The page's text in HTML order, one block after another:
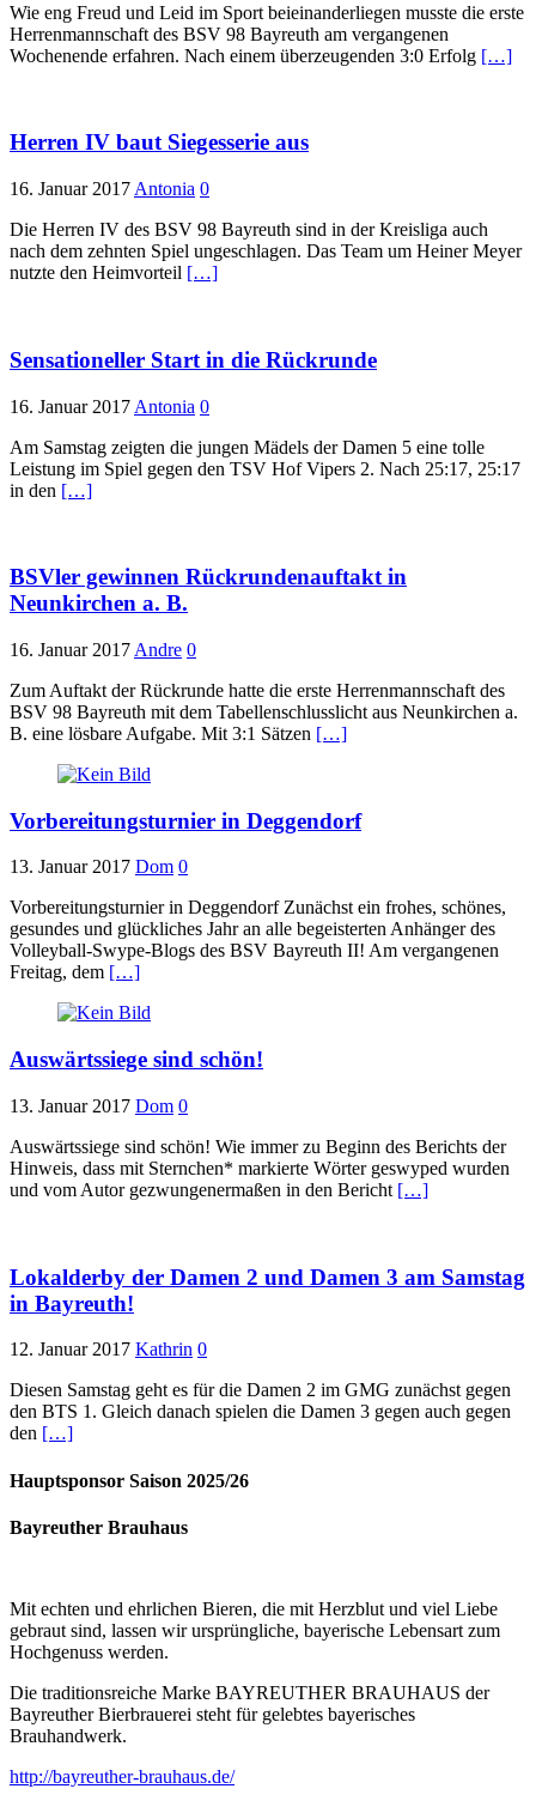
Wie eng Freud und Leid im Sport beieinanderliegen musste die erste
Herrenmannschaft des BSV 98 Bayreuth am vergangenen
Wochenende erfahren. Nach einem überzeugenden 3:0 Erfolg […]
Herren IV baut Siegesserie aus
16. Januar 2017 Antonia 0
Die Herren IV des BSV 98 Bayreuth sind in der Kreisliga auch
nach dem zehnten Spiel ungeschlagen. Das Team um Heiner Meyer
nutzte den Heimvorteil […]
Sensationeller Start in die Rückrunde
16. Januar 2017 Antonia 0
Am Samstag zeigten die jungen Mädels der Damen 5 eine tolle
Leistung im Spiel gegen den TSV Hof Vipers 2. Nach 25:17, 25:17
in den […]
BSVler gewinnen Rückrundenauftakt in
Neunkirchen a. B.
16. Januar 2017 Andre 0
Zum Auftakt der Rückrunde hatte die erste Herrenmannschaft des
BSV 98 Bayreuth mit dem Tabellenschlusslicht aus Neunkirchen a.
B. eine lösbare Aufgabe. Mit 3:1 Sätzen […]
Vorbereitungsturnier in Deggendorf
13. Januar 2017 Dom 0
Vorbereitungsturnier in Deggendorf Zunächst ein frohes, schönes,
gesundes und glückliches Jahr an alle begeisterten Anhänger des
Volleyball-Swype-Blogs des BSV Bayreuth II! Am vergangenen
Freitag, dem […]
Auswärtssiege sind schön!
13. Januar 2017 Dom 0
Auswärtssiege sind schön! Wie immer zu Beginn des Berichts der
Hinweis, dass mit Sternchen* markierte Wörter geswyped wurden
und vom Autor gezwungenermaßen in den Bericht […]
Lokalderby der Damen 2 und Damen 3 am Samstag
in Bayreuth!
12. Januar 2017 Kathrin 0
Diesen Samstag geht es für die Damen 2 im GMG zunächst gegen
den BTS 1. Gleich danach spielen die Damen 3 gegen auch gegen
den […]
Hauptsponsor Saison 2025/26
Bayreuther Brauhaus
Mit echten und ehrlichen Bieren, die mit Herzblut und viel Liebe
gebraut sind, lassen wir ursprüngliche, bayerische Lebensart zum
Hochgenuss werden.
Die traditionsreiche Marke BAYREUTHER BRAUHAUS der
Bayreuther Bierbrauerei steht für gelebtes bayerisches
Brauhandwerk.
http://bayreuther-brauhaus.de/